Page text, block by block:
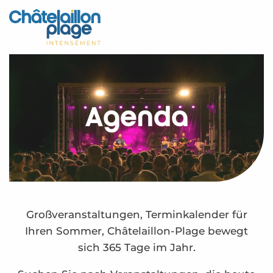
Aller
au
principal
Startseite - DE
Entdecken Sie
Aktivitäten
Zu leben
Treffpunkt
Ihr Aufenthalt - DE
Agenda – DE
Agenda
Großveranstaltungen, Terminkalender für
Ihren Sommer, Châtelaillon-Plage bewegt
sich 365 Tage im Jahr.